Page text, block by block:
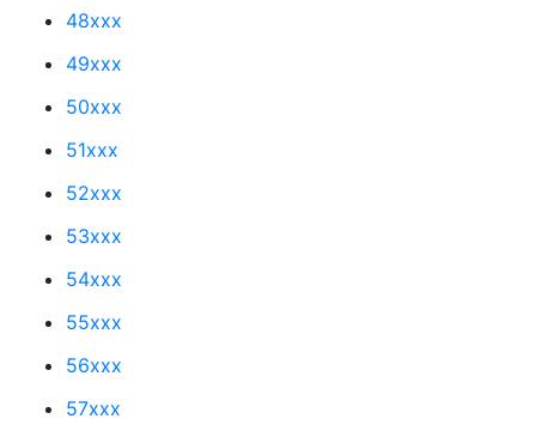
48xxx
49xxx
50xxx
51xxx
52xxx
53xxx
54xxx
55xxx
56xxx
57xxx